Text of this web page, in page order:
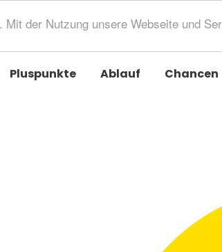
der Nutzung unsere Webseite und
Pluspunkte Ablauf Chancen